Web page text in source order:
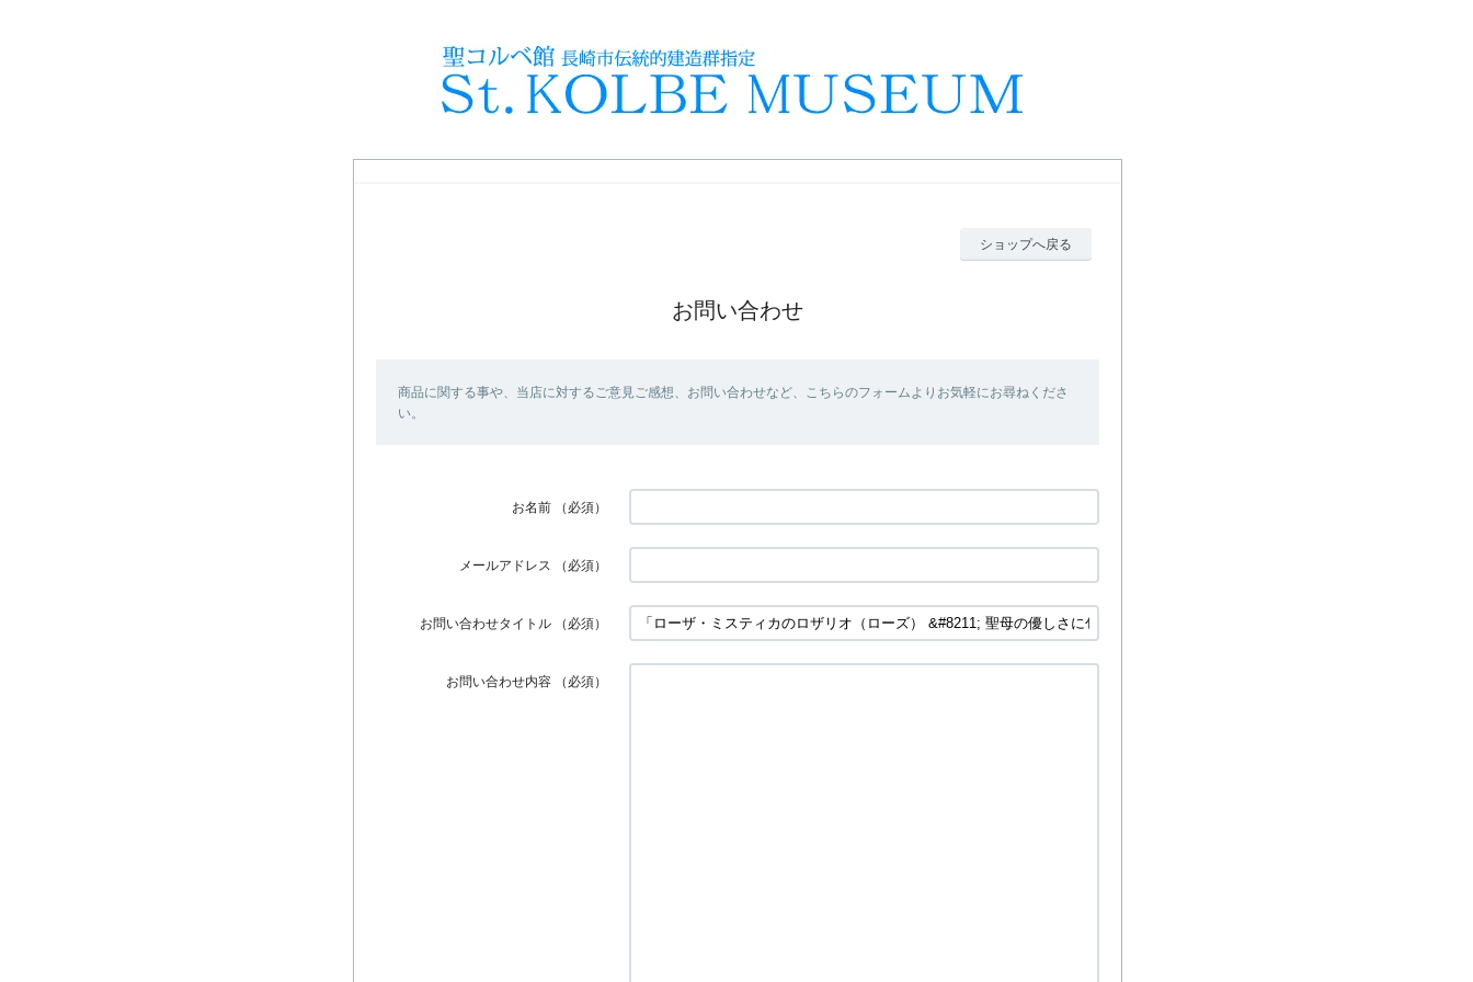
ショップへ戻る
お問い合わせ
商品に関する事や、当店に対するご意見ご感想、お問い合わせなど、こちらのフォームよりお気軽にお尋ねくださ
い。
お名前 （必須）
メールアドレス （必須）
お問い合わせタイトル （必須）
お問い合わせ内容 （必須）